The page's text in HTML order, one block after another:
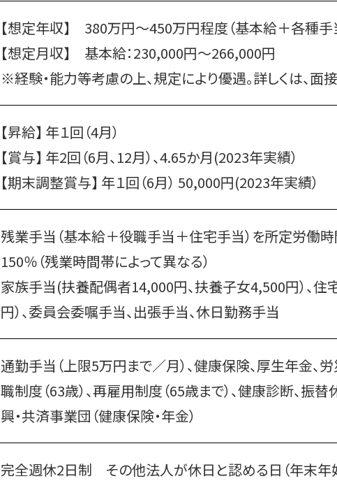
【想定年収】 380万円～450万円程度（基本給＋各種手
【想定月収】 基本給：230,000円～266,000円
※経験・能力等考慮の上、規定により優遇。詳しくは、面
【昇給】 年１回（4月）
【賞与】 年2回（6月、12月）、4.65か月(2023年実績）
【期末調整賞与】 年１回（6月） 50,000円(2023年実績）
残業手当（基本給＋役職手当＋住宅手当）を所定労働
150％ （残業時間帯によって異なる）
家族手当(扶養配偶者14,000円、扶養子女4,500円）、住
円）、委員会委嘱手当、出張手当、休日勤務手当
通勤手当（上限5万円まで／月）、健康保険、厚生年金、
職制度（63歳）、再雇用制度（65歳まで）、健康診断、振
興・共済事業団（健康保険・年金）
完全週休2日制 その他法人が休日と認める日（年末年